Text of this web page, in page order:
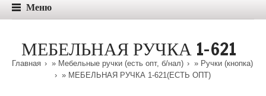
Меню
МЕБЕЛЬНАЯ РУЧКА 1-621
Главная » Мебельные ручки (есть опт, б/нал) » Ручки (кнопка)
» МЕБЕЛЬНАЯ РУЧКА 1-621(ЕСТЬ ОПТ)